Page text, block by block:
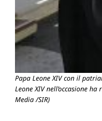
Papa Leone XIV con il
Leone XIV nell’occasione
Media /SIR)